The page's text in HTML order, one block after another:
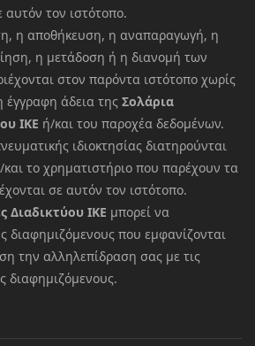
αυτόν τον ιστότοπο.
η αποθήκευση, η αναπαραγωγή, η
η μετάδοση ή η διανομή των
στον παρόντα ιστότοπο χωρίς
άδεια της Σολάρια
ΙΚΕ ή/και του παροχέα δεδομένων.
ιδιοκτησίας διατηρούνται
το χρηματιστήριο που παρέχουν τα
σε αυτόν τον ιστότοπο.
Διαδικτύου ΙΚΕ μπορεί να
διαφημιζόμενους που εμφανίζονται
την αλληλεπίδραση σας με τις
διαφημιζόμενους.